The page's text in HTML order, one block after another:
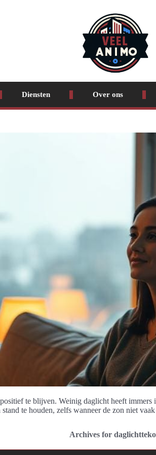
Diensten Over ons
te blijven. Weinig daglicht heeft
te houden, zelfs wanneer de zon niet
Archives for